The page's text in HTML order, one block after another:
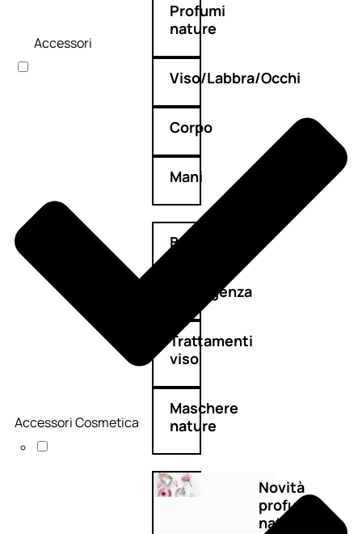
Profumi
nature
Viso/Labbra/Occhi
Corpo
Mani
Bagno
Detergenza
Trattamenti
viso
Maschere
nature
Novità
profumi
nature
Accessori
Accessori Cosmetica